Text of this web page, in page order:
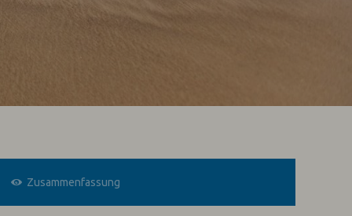
Zusammenfassung